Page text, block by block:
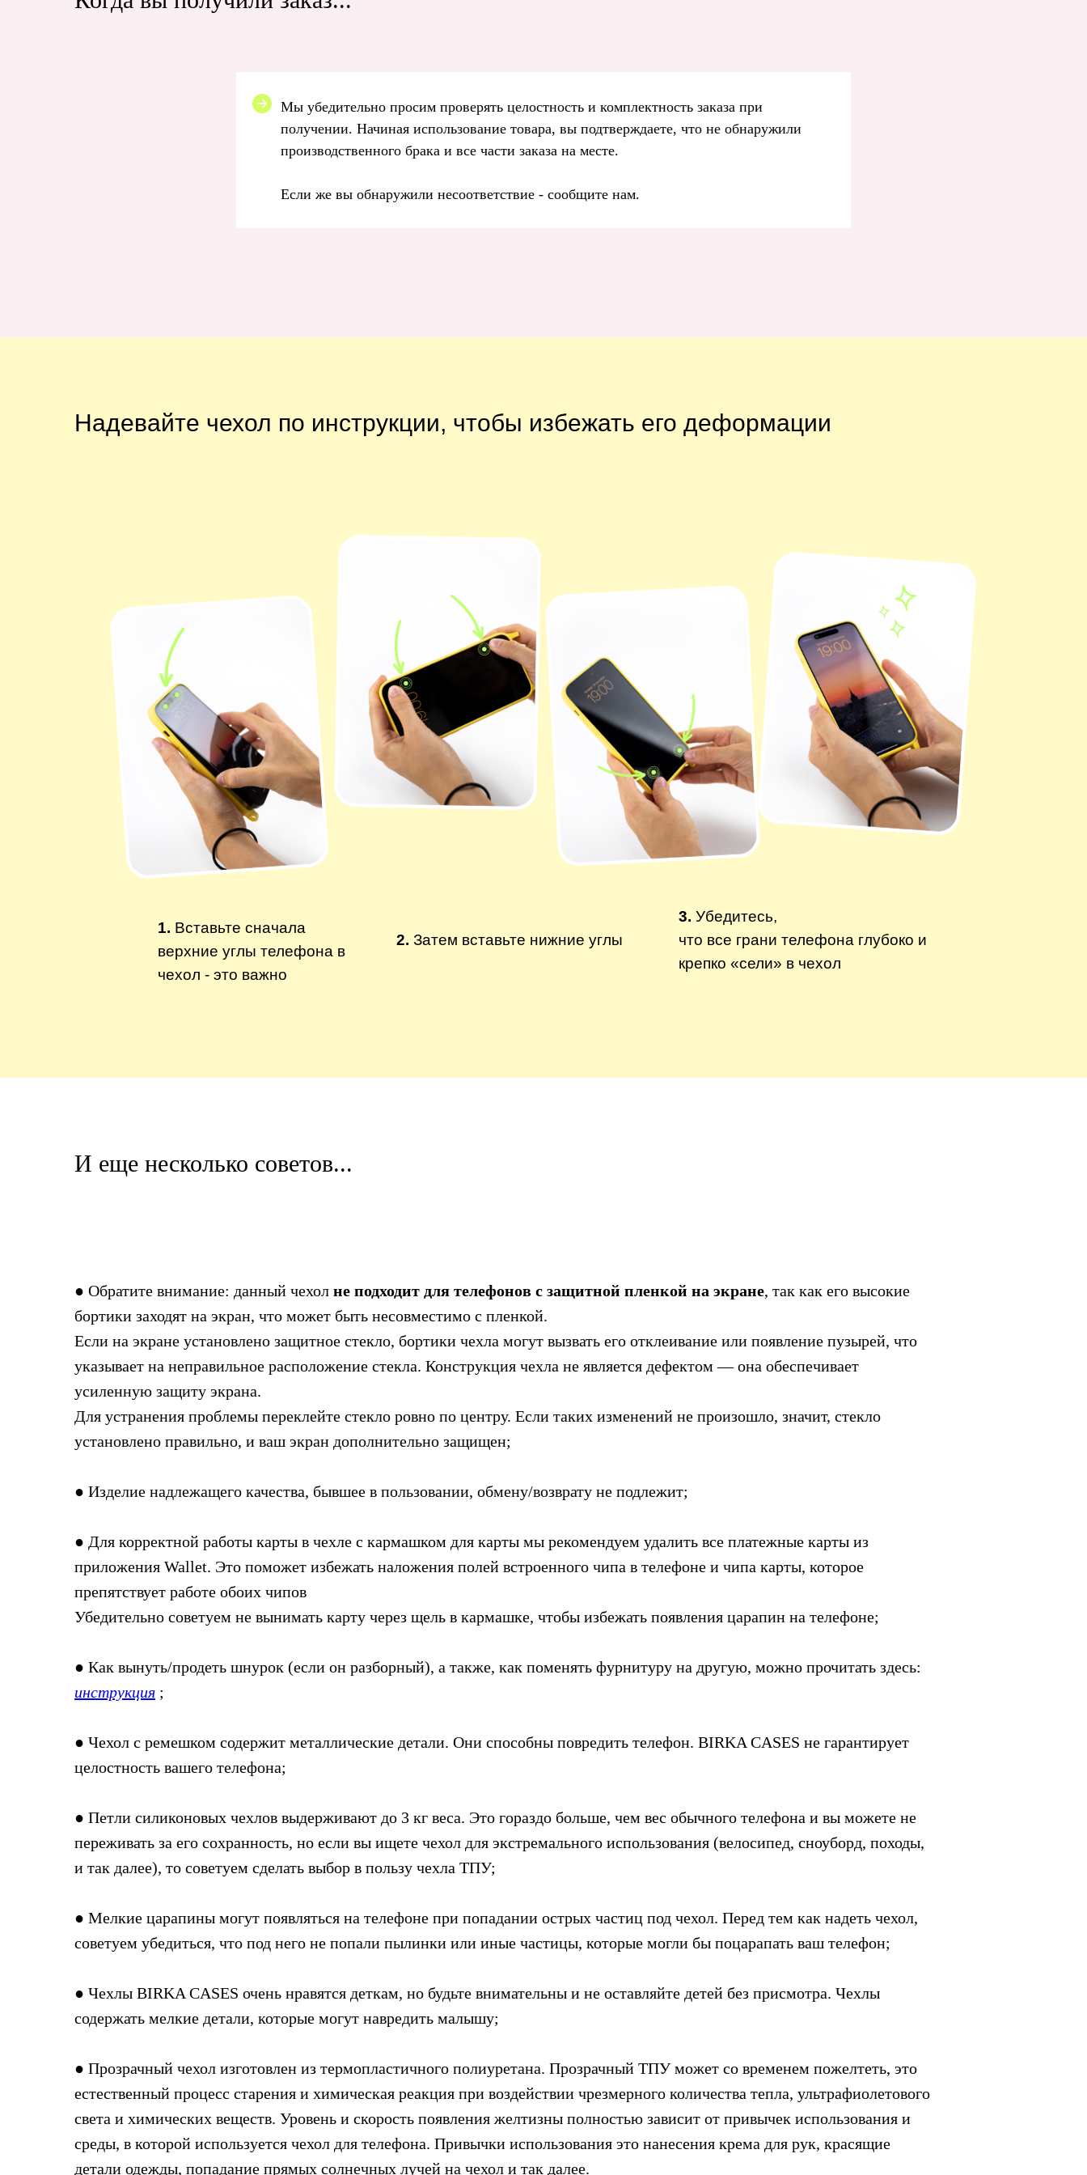
Мы убедительно просим проверять целостность и комплектность заказа при
получении. Начиная использование товара, вы подтверждаете, что не обнаружили
производственного брака и все части заказа на месте.
Если же вы обнаружили несоответствие - сообщите нам.
Надевайте чехол по инструкции, чтобы избежать его деформации
1. Вставьте сначала
верхние углы телефона в
чехол - это важно
2. Затем вставьте нижние углы
3. Убедитесь,
что все грани телефона глубоко и
крепко «сели» в чехол
И еще несколько советов...
● Обратите внимание: данный чехол не подходит для телефонов с защитной пленкой на экране, так как его высокие
бортики заходят на экран, что может быть несовместимо с пленкой.
Если на экране установлено защитное стекло, бортики чехла могут вызвать его отклеивание или появление пузырей, что
указывает на неправильное расположение стекла. Конструкция чехла не является дефектом — она обеспечивает
усиленную защиту экрана.
Для устранения проблемы переклейте стекло ровно по центру. Если таких изменений не произошло, значит, стекло
установлено правильно, и ваш экран дополнительно защищен;
● Изделие надлежащего качества, бывшее в пользовании, обмену/возврату не подлежит;
● Для корректной работы карты в чехле с кармашком для карты мы рекомендуем удалить все платежные карты из
приложения Wallet. Это поможет избежать наложения полей встроенного чипа в телефоне и чипа карты, которое
препятствует работе обоих чипов
Убедительно советуем не вынимать карту через щель в кармашке, чтобы избежать появления царапин на телефоне;
● Как вынуть/продеть шнурок (если он разборный), а также, как поменять фурнитуру на другую, можно прочитать здесь:
инструкция ;
● Чехол с ремешком содержит металлические детали. Они способны повредить телефон. BIRKA CASES не гарантирует
целостность вашего телефона;
● Петли силиконовых чехлов выдерживают до 3 кг веса. Это гораздо больше, чем вес обычного телефона и вы можете не
переживать за его сохранность, но если вы ищете чехол для экстремального использования (велосипед, сноуборд, походы,
и так далее), то советуем сделать выбор в пользу чехла ТПУ;
● Мелкие царапины могут появляться на телефоне при попадании острых частиц под чехол. Перед тем как надеть чехол,
советуем убедиться, что под него не попали пылинки или иные частицы, которые могли бы поцарапать ваш телефон;
● Чехлы BIRKA CASES очень нравятся деткам, но будьте внимательны и не оставляйте детей без присмотра. Чехлы
содержать мелкие детали, которые могут навредить малышу;
● Прозрачный чехол изготовлен из термопластичного полиуретана. Прозрачный ТПУ может со временем пожелтеть, это
естественный процесс старения и химическая реакция при воздействии чрезмерного количества тепла, ультрафиолетового
света и химических веществ. Уровень и скорость появления желтизны полностью зависит от привычек использования и
среды, в которой используется чехол для телефона. Привычки использования это нанесения крема для рук, красящие
детали одежды, попадание прямых солнечных лучей на чехол и так далее.